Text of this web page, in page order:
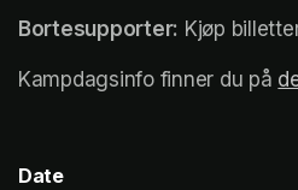
Bortesupporter: Kjøp
Kampdagsinfo finner du på
Date